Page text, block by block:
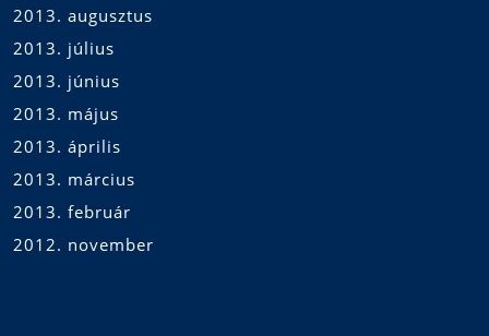
2013. augusztus
2013. július
2013. június
2013. május
2013. április
2013. március
2013. február
2012. november